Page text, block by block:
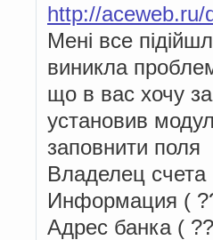
http://
Мені все
виникла
що в вас хочу
установив
заповнити поля
Владелец счета
Информация (
Адрес банка (